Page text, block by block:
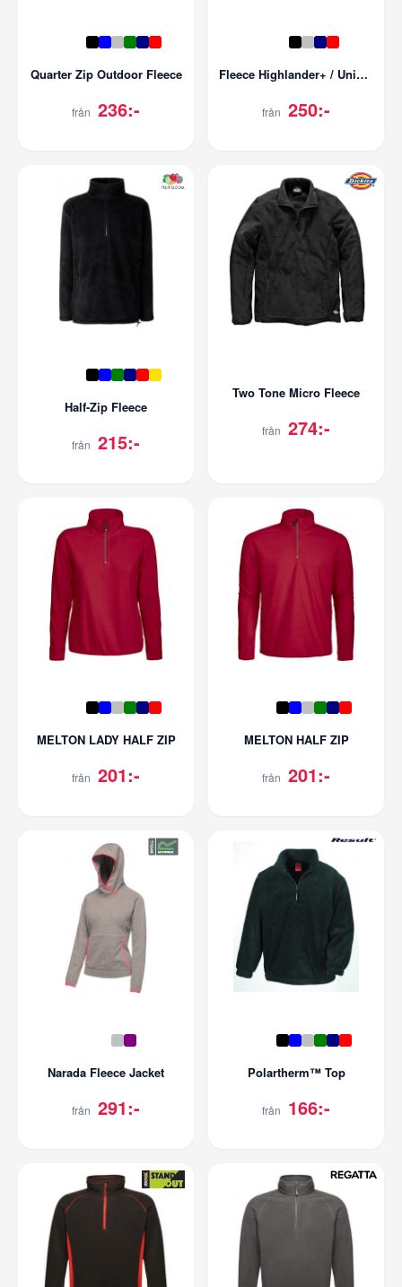
Quarter Zip Outdoor Fleece
från 236:-
Fleece Highlander+ / Unisex
från 250:-
Half-Zip Fleece
från 215:-
Two Tone Micro Fleece
från 274:-
MELTON LADY HALF ZIP
från 201:-
MELTON HALF ZIP
från 201:-
Narada Fleece Jacket
från 291:-
Polartherm™ Top
från 166:-